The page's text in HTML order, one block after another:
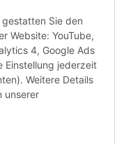
gestatten Sie den
Website: YouTube,
4, Google Ads
Einstellung jederzeit
Weitere Details
unserer